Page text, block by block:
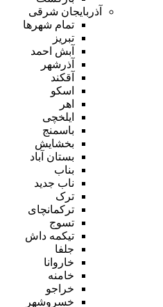
آذربایجان شرقی
تمام شهر‌ها
تبریز
آبش احمد
آذرشهر
آقکند
اسکو
اهر
ایلخچی
باسمنج
بخشایش
بستان آباد
بناب
ناب جدید
ترک
ترکمانچای
تسوج
تیکمه داش
جلفا
خاروانا
خامنه
خراجو
خسروشهر